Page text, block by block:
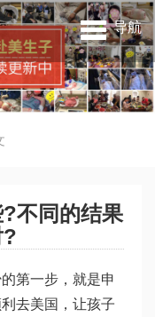
导航
不同的结果
第一步，就是申
去美国，让孩子